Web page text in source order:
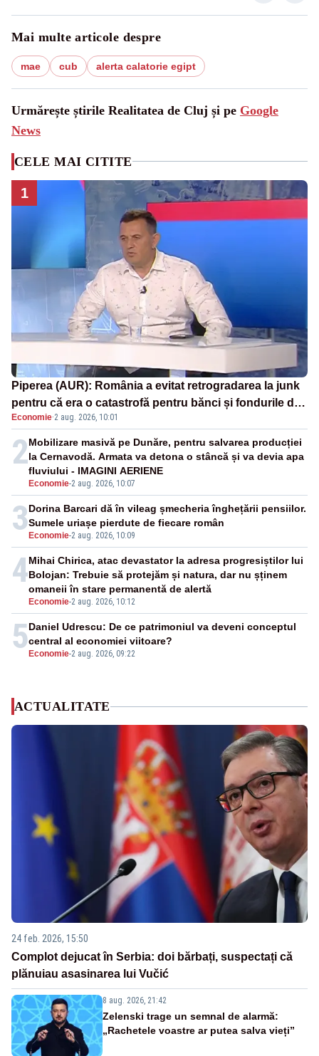
Mai multe articole despre
mae cub alerta calatorie egipt
Urmărește știrile Realitatea de Cluj și pe Google
News
CELE MAI CITITE
1
Piperea (AUR): România a evitat retrogradarea la junk
pentru că era o catastrofă pentru bănci și fondurile de
pensii
Economie·2 aug. 2026, 10:01
2
Economie-2 aug. 2026, 10:07
Mobilizare masivă pe Dunăre, pentru salvarea producției
la Cernavodă. Armata va detona o stâncă și va devia apa
fluviului - IMAGINI AERIENE
3 Economie-2 aug. 2026, 10:09
Dorina Barcari dă în vileag șmecheria înghețării pensiilor.
Sumele uriașe pierdute de fiecare român
4
Economie-2 aug. 2026, 10:12
Mihai Chirica, atac devastator la adresa progresiștilor lui
Bolojan: Trebuie să protejăm și natura, dar nu șținem
omaneii în stare permanentă de alertă
5 Economie-2 aug. 2026, 09:22
Daniel Udrescu: De ce patrimoniul va deveni conceptul
central al economiei viitoare?
ACTUALITATE
24 feb. 2026, 15:50
Complot dejucat în Serbia: doi bărbați, suspectați că
plănuiau asasinarea lui Vučić
8 aug. 2026, 21:42
Zelenski trage un semnal de alarmă:
„Rachetele voastre ar putea salva vieți”